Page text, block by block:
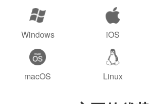
Windows iOS
macOS Linux